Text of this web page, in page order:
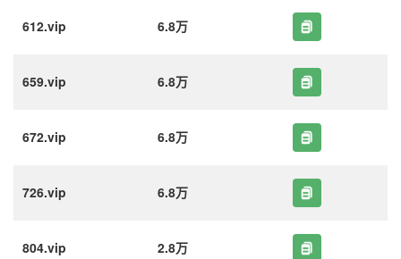
612.vip 6.8万
659.vip 6.8万
672.vip 6.8万
726.vip 6.8万
804.vip 2.8万